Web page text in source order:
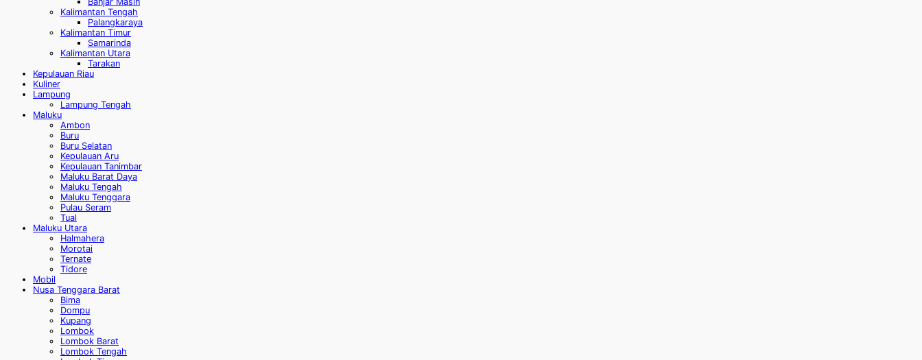
Kalimantan Tengah
Palangkaraya
Kalimantan Timur
Samarinda
Kalimantan Utara
Tarakan
Kepulauan Riau
Kuliner
Lampung
Lampung Tengah
Maluku
Ambon
Buru
Buru Selatan
Kepulauan Aru
Kepulauan Tanimbar
Maluku Barat Daya
Maluku Tengah
Maluku Tenggara
Pulau Seram
Tual
Maluku Utara
Halmahera
Morotai
Ternate
Tidore
Mobil
Nusa Tenggara Barat
Bima
Dompu
Kupang
Lombok
Lombok Barat
Lombok Tengah